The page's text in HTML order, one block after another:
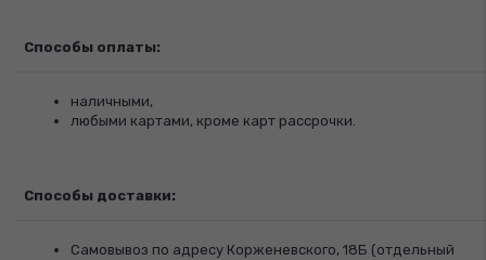
Способы оплаты:
наличными,
любыми картами, кроме карт рассрочки.
Способы доставки:
Самовывоз по адресу Корженевского, 18Б (отдельный